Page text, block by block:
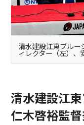
清水建設江東ブルー
ィレクター（左）、
清水建設江
仁木啓裕監